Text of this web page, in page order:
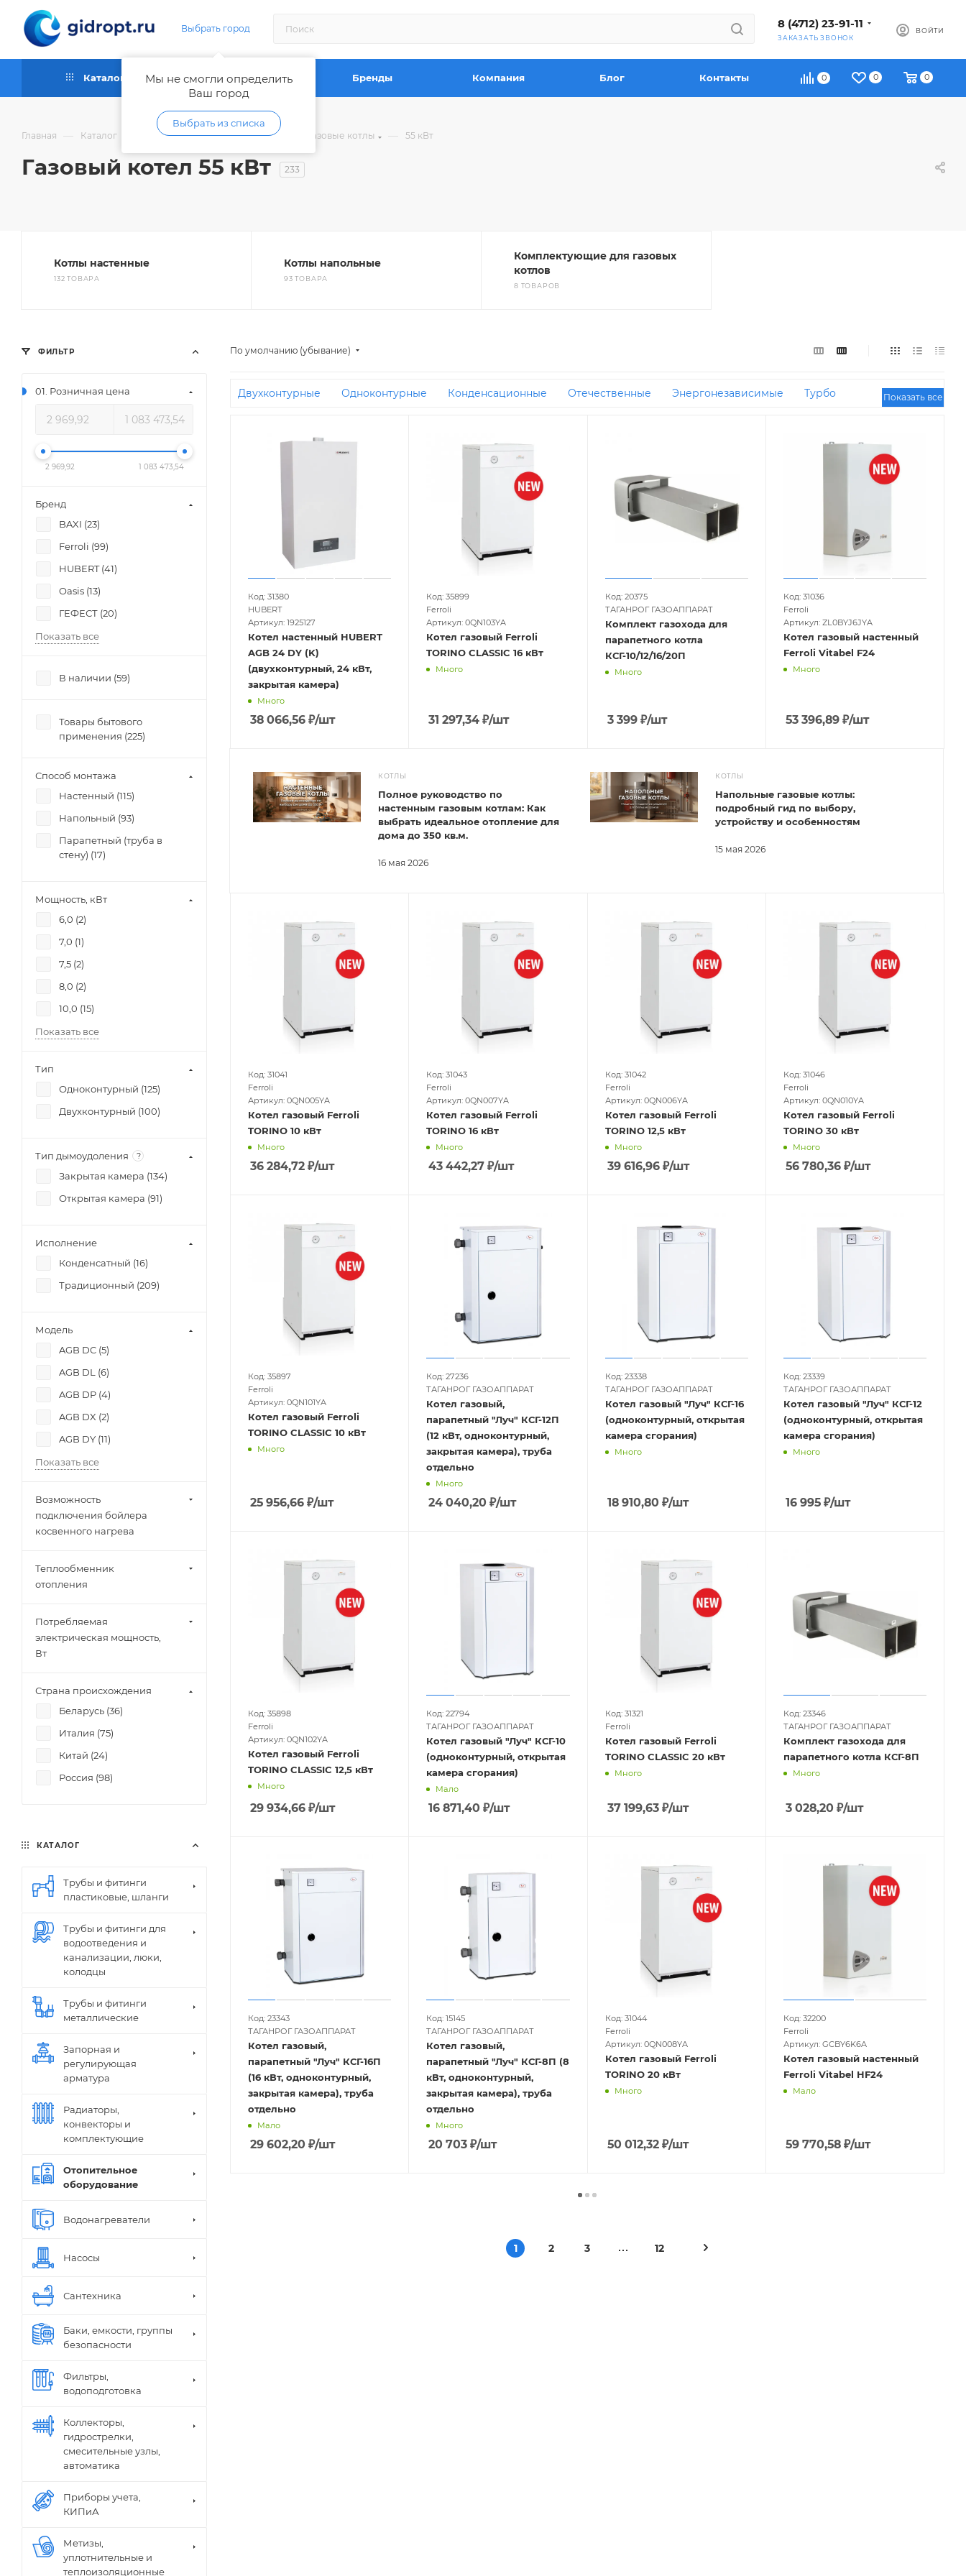
Выбрать город
Мы не смогли определить
Ваш город
Выбрать из списка
8 (4712) 23-91-11
ЗАКАЗАТЬ ЗВОНОК
ВОЙТИ
0 0 0
Каталог Как купить Бренды Компания Блог Контакты
Главная — Каталог Отопительное оборудование Газовые котлы — 55 кВт
Газовый котел 55 кВт 233
Котлы настенные
132 ТОВАРА
Котлы напольные
93 ТОВАРА
Комплектующие для газовых
котлов
8 ТОВАРОВ
По умолчанию (убывание)
Двухконтурные Одноконтурные Конденсационные Отечественные Энергонезависимые
Турбо
200 кв м 5 кВт 32 кВт
Атмосферные 80 кВт Промышленные
6 кВт Оазис 18 кВт
50 кв м 14 кВт 23 кВт
1000 кв м
Показать все
Код: 31380
HUBERT
Артикул: 1925127
Котел настенный HUBERT
AGB 24 DY (K)
(двухконтурный, 24 кВт,
закрытая камера)
Много
38 066,56 ₽/шт
Код: 35899
Ferroli
Артикул: 0QN103YA
Котел газовый Ferroli
TORINO CLASSIC 16 кВт
Много
31 297,34 ₽/шт
Код: 20375
ТАГАНРОГ ГАЗОАППАРАТ
Комплект газохода для
парапетного котла
КСГ-10/12/16/20П
Много
3 399₽/шт
Код: 31036
Ferroli
Артикул: ZL0BYJ6JYA
Котел газовый настенный
Ferroli Vitabel F24
Много
53 396,89₽/шт
КОТЛЫ
16 мая 2026
Полное руководство по
настенным газовым котлам: Как
выбрать идеальное отопление для
дома до 350 кв.м.
КОТЛЫ
15 мая 2026
Напольные газовые котлы:
подробный гид по выбору,
устройству и особенностям
Код: 31041
Ferroli
Артикул: 0QN005YA
Котел газовый Ferroli
TORINO 10 кВт
Много
36 284,72 ₽/шт
Код: 31043
Ferroli
Артикул: 0QN007YA
Котел газовый Ferroli
TORINO 16 кВт
Много
43 442,27 ₽/шт
Код: 31042
Ferroli
Артикул: 0QN006YA
Котел газовый Ferroli
TORINO 12,5 кВт
Много
39 616,96₽/шт
Код: 31046
Ferroli
Артикул: 0QN010YA
Котел газовый Ferroli
TORINO 30 кВт
Много
56 780,36₽/шт
Код: 35897
Ferroli
Артикул: 0QN101YA
Котел газовый Ferroli
TORINO CLASSIC 10 кВт
Много
25 956,66 ₽/шт
Код: 27236
ТАГАНРОГ ГАЗОАППАРАТ
Котел газовый,
парапетный "Луч" КСГ-12П
(12 кВт, одноконтурный,
закрытая камера), труба
отдельно
Много
24 040,20 ₽/шт
Код: 23338
ТАГАНРОГ ГАЗОАППАРАТ
Котел газовый "Луч" КСГ-16
(одноконтурный, открытая
камера сгорания)
Много
18 910,80 ₽/шт
Код: 23339
ТАГАНРОГ ГАЗОАППАРАТ
Котел газовый "Луч" КСГ-12
(одноконтурный, открытая
камера сгорания)
Много
16 995₽/шт
Код: 35898
Ferroli
Артикул: 0QN102YA
Котел газовый Ferroli
TORINO CLASSIC 12,5 кВт
Много
29 934,66 ₽/шт
Код: 22794
ТАГАНРОГ ГАЗОАППАРАТ
Котел газовый "Луч" КСГ-10
(одноконтурный, открытая
камера сгорания)
Мало
16 871,40 ₽/шт
Код: 31321
Ferroli
Котел газовый Ferroli
TORINO CLASSIC 20 кВт
Много
37 199,63₽/шт
Код: 23346
ТАГАНРОГ ГАЗОАППАРАТ
Комплект газохода для
парапетного котла КСГ-8П
Много
3 028,20 ₽/шт
Код: 23343
ТАГАНРОГ ГАЗОАППАРАТ
Котел газовый,
парапетный "Луч" КСГ-16П
(16 кВт, одноконтурный,
закрытая камера), труба
отдельно
Мало
29 602,20 ₽/шт
Код: 15145
ТАГАНРОГ ГАЗОАППАРАТ
Котел газовый,
парапетный "Луч" КСГ-8П (8
кВт, одноконтурный,
закрытая камера), труба
отдельно
Много
20 703 ₽/шт
Код: 31044
Ferroli
Артикул: 0QN008YA
Котел газовый Ferroli
TORINO 20 кВт
Много
50 012,32₽/шт
Код: 32200
Ferroli
Артикул: GCBY6K6A
Котел газовый настенный
Ferroli Vitabel HF24
Мало
59 770,58₽/шт
1 2 3 12
ФИЛЬТР
01. Розничная цена
2 969,92 1 083 473,54
Бренд
BAXI (23)
Ferroli (99)
HUBERT (41)
Oasis (13)
ГЕФЕСТ (20)
Показать все
В наличии (59)
Товары бытового
применения (225)
Способ монтажа
Настенный (115)
Напольный (93)
Парапетный (труба в
стену) (17)
Мощность, кВт
6,0 (2)
7,0 (1)
7,5 (2)
8,0 (2)
10,0 (15)
Показать все
Тип
Одноконтурный (125)
Двухконтурный (100)
Тип дымоудоления ?
Закрытая камера (134)
Открытая камера (91)
Исполнение
Конденсатный (16)
Традиционный (209)
Модель
AGB DC (5)
AGB DL (6)
AGB DP (4)
AGB DX (2)
AGB DY (11)
Показать все
Возможность
подключения бойлера
косвенного нагрева
Теплообменник
отопления
Потребляемая
электрическая мощность,
Вт
Страна происхождения
Беларусь (36)
Италия (75)
Китай (24)
Россия (98)
КАТАЛОГ
Трубы и фитинги
пластиковые, шланги
Трубы и фитинги для
водоотведения и
канализации, люки,
колодцы
Трубы и фитинги
металлические
Запорная и
регулирующая
арматура
Радиаторы,
конвекторы и
комплектующие
Отопительное
оборудование
Водонагреватели
Насосы
Сантехника
Баки, емкости, группы
безопасности
Фильтры,
водоподготовка
Коллекторы,
гидрострелки,
смесительные узлы,
автоматика
Приборы учета,
КИПиА
Метизы,
уплотнительные и
теплоизоляционные